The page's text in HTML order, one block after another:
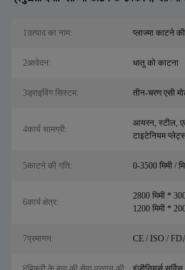
1उत्पाद का नाम: प्लाज्मा काटने
2आवेदन: धातु को काटना
3ड्राइविंग सिस्टम: तीन-चरण एसी
4कार्य सामग्री:
आयरन, स्टील,
टाइटेनियम
5काटने की गति: 0-3500 मिमी /
6कार्य क्षेत्र:
2800 मिमी *
1200 मिमी *
7प्रमाणन: CE / ISO /